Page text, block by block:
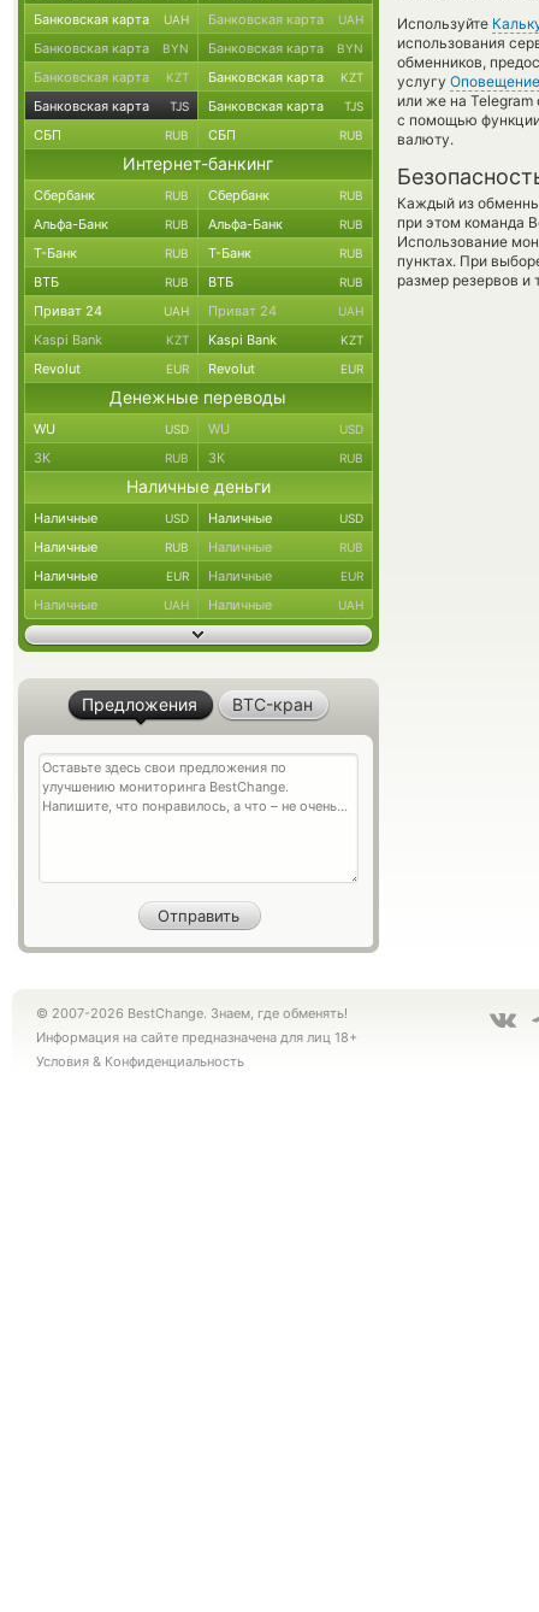
Используйте
использования
обменников,
услугу Оповещение
или же на Telegram
с помощью
валюту.
Каждый из
при этом команда
Использование
пунктах. При
размер резервов и
Банковская карта UAH Банковская карта UAH
Банковская карта BYN Банковская карта BYN
Банковская карта KZT Банковская карта KZT
Банковская карта TJS Банковская карта TJS
СБП RUB СБП RUB
Интернет-банкинг
Сбербанк RUB Сбербанк RUB
Альфа-Банк RUB Альфа-Банк RUB
Т-Банк RUB Т-Банк RUB
ВТБ RUB ВТБ RUB
Приват 24 UAH Приват 24 UAH
Kaspi Bank KZT Kaspi Bank KZT
Revolut EUR Revolut EUR
Денежные переводы
WU USD WU USD
ЗК RUB ЗК RUB
Наличные деньги
Наличные USD Наличные USD
Наличные RUB Наличные RUB
Наличные EUR Наличные EUR
Наличные UAH Наличные UAH
Предложения BTC-кран
© 2007-2026 BestChange. Знаем, где обменять!
Информация на сайте предназначена для лиц 18+
Условия & Конфиденциальность